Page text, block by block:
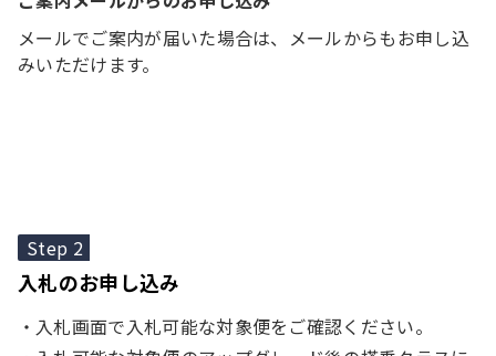
メールでご案内が届いた場合は、メールからもお申し込
みいただけます。
Step 2
入札のお申し込み
入札画面で入札可能な対象便をご確認ください。